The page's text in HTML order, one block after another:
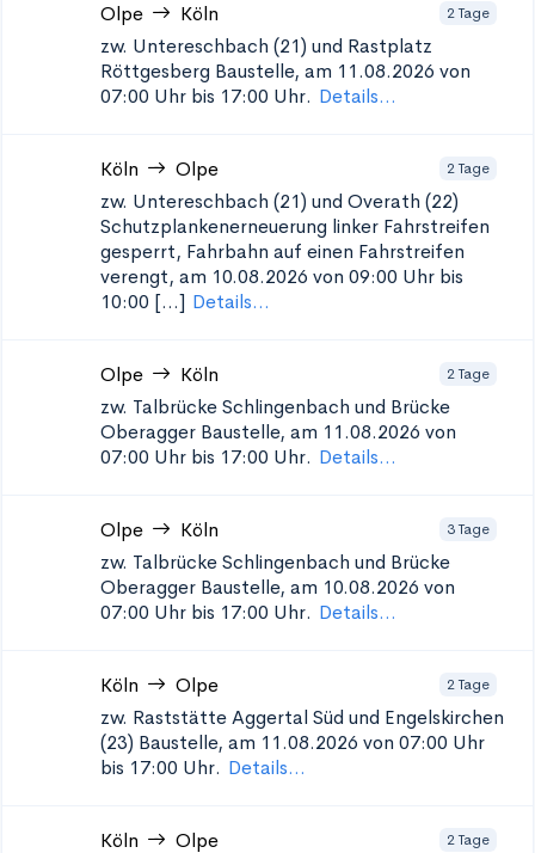
Olpe Köln 2 Tage
zw. Untereschbach (21) und Rastplatz
Röttgesberg Baustelle, am 11.08.2026 von
07:00 Uhr bis 17:00 Uhr. Details...
Köln Olpe 2 Tage
zw. Untereschbach (21) und Overath (22)
Schutzplankenerneuerung linker Fahrstreifen
gesperrt, Fahrbahn auf einen Fahrstreifen
verengt, am 10.08.2026 von 09:00 Uhr bis
10:00 [...] Details...
Olpe Köln 2 Tage
zw. Talbrücke Schlingenbach und Brücke
Oberagger Baustelle, am 11.08.2026 von
07:00 Uhr bis 17:00 Uhr. Details...
Olpe Köln 3 Tage
zw. Talbrücke Schlingenbach und Brücke
Oberagger Baustelle, am 10.08.2026 von
07:00 Uhr bis 17:00 Uhr. Details...
Köln Olpe 2 Tage
zw. Raststätte Aggertal Süd und Engelskirchen
(23) Baustelle, am 11.08.2026 von 07:00 Uhr
bis 17:00 Uhr. Details...
Köln Olpe 2 Tage